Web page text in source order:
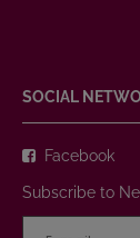
SOCIAL
Facebook
Subscribe to